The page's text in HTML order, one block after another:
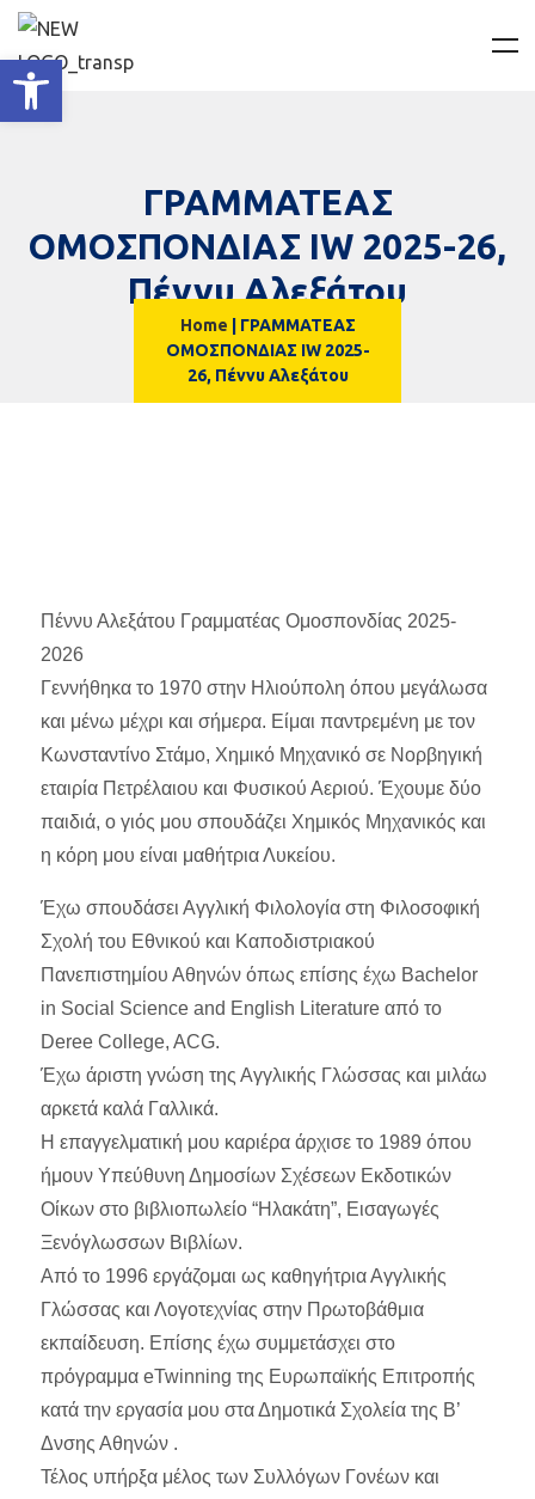
ΓΡΑΜΜΑΤΕΑΣ
ΟΜΟΣΠΟΝΔΙΑΣ IW 2025-26,
Πέννυ Αλεξάτου
Home
ΓΡΑΜΜΑΤΕΑΣ
ΟΜΟΣΠΟΝΔΙΑΣ IW 2025-
26, Πέννυ Αλεξάτου
Πέννυ Αλεξάτου Γραμματέας Ομοσπονδίας 2025-
2026
Γεννήθηκα το 1970 στην Ηλιούπολη όπου μεγάλωσα
και μένω μέχρι και σήμερα. Είμαι παντρεμένη με τον
Κωνσταντίνο Στάμο, Χημικό Μηχανικό σε Νορβηγική
εταιρία Πετρέλαιου και Φυσικού Αεριού. Έχουμε δύο
παιδιά, ο γιός μου σπουδάζει Χημικός Μηχανικός και
η κόρη μου είναι μαθήτρια Λυκείου.
Έχω σπουδάσει Αγγλική Φιλολογία στη Φιλοσοφική
Σχολή του Εθνικού και Καποδιστριακού
Πανεπιστημίου Αθηνών όπως επίσης έχω Bachelor
in Social Science and English Literature από το
Deree College, ACG.
Έχω άριστη γνώση της Αγγλικής Γλώσσας και μιλάω
αρκετά καλά Γαλλικά.
Η επαγγελματική μου καριέρα άρχισε το 1989 όπου
ήμουν Υπεύθυνη Δημοσίων Σχέσεων Εκδοτικών
Οίκων στο βιβλιοπωλείο “Ηλακάτη”, Εισαγωγές
Ξενόγλωσσων Βιβλίων.
Από το 1996 εργάζομαι ως καθηγήτρια Αγγλικής
Γλώσσας και Λογοτεχνίας στην Πρωτοβάθμια
εκπαίδευση. Επίσης έχω συμμετάσχει στο
πρόγραμμα eTwinning της Ευρωπαϊκής Επιτροπής
κατά την εργασία μου στα Δημοτικά Σχολεία της Β’
Δνσης Αθηνών .
Τέλος υπήρξα μέλος των Συλλόγων Γονέων και
Ανοίξτε τη γραμμή εργαλείων